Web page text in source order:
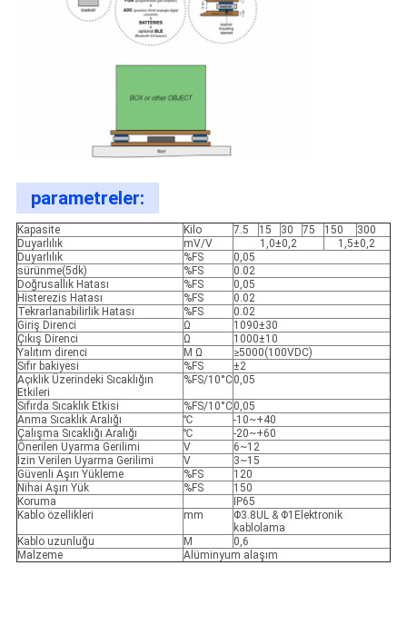
parametreler:
Kapasite Kilo 7.5 15 30 75 150
300
Duyarlılık
mV/V 1,0±0,2
1,5±0,2
Duyarlılık
%FS
0,05
sürünme(5dk)
%FS
0.02
Doğrusallık Hatası
%FS
0,05
Histerezis Hatası
%FS
0.02
Tekrarlanabilirlik Hatası
%FS
0.02
Giriş Direnci
Ω
1090±30
Çıkış Direnci
Ω
1000±10
Yalıtım direnci
M Ω
≥5000(100VDC)
Sıfır bakiyesi
%FS
±2
Açıklık Üzerindeki Sıcaklığın
Etkileri
%FS/10°C0,05
Sıfırda Sıcaklık Etkisi %FS/10°C0,05
Anma Sıcaklık Aralığı
℃
-10~+40
Çalışma Sıcaklığı Aralığı
℃
-20~+60
Önerilen Uyarma Gerilimi
V
6~12
İzin Verilen Uyarma Gerilimi
V
3~15
Güvenli Aşırı Yükleme
%FS
120
Nihai Aşırı Yük
%FS
150
Koruma
IP65
Kablo özellikleri
mm
Φ3.8UL & Φ1Elektronik
kablolama
Kablo uzunluğu
M
0,6
Malzeme
Alüminyum alaşım